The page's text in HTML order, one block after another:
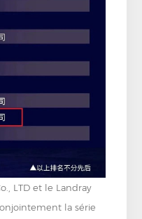
LTD et le Landray
la série